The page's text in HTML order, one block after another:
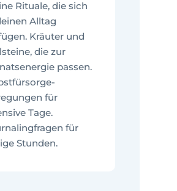
Rituale, die sich
Alltag
Kräuter und
die zur
passen.
für
Tage.
für
Stunden.